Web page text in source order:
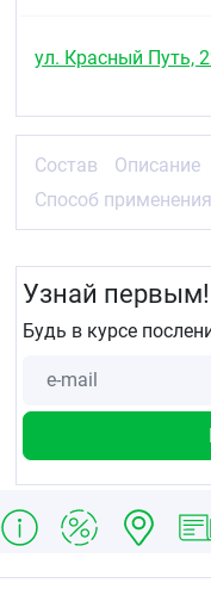
ул. Красный Путь,
Состав Описание
Способ применения
Узнай первым!
Будь в курсе